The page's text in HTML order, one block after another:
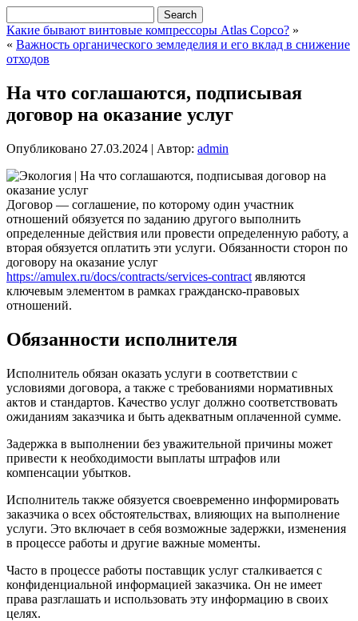
Какие бывают винтовые компрессоры Atlas Copco? »
« Важность органического земледелия и его вклад в снижение
отходов
На что соглашаются, подписывая
договор на оказание услуг
Опубликовано 27.03.2024 | Автор: admin
Договор — соглашение, по которому один участник
отношений обязуется по заданию другого выполнить
определенные действия или провести определенную работу, а
вторая обязуется оплатить эти услуги. Обязанности сторон по
договору на оказание услуг
https://amulex.ru/docs/contracts/services-contract являются
ключевым элементом в рамках гражданско-правовых
отношений.
Обязанности исполнителя
Исполнитель обязан оказать услуги в соответствии с
условиями договора, а также с требованиями нормативных
актов и стандартов. Качество услуг должно соответствовать
ожиданиям заказчика и быть адекватным оплаченной сумме.
Задержка в выполнении без уважительной причины может
привести к необходимости выплаты штрафов или
компенсации убытков.
Исполнитель также обязуется своевременно информировать
заказчика о всех обстоятельствах, влияющих на выполнение
услуги. Это включает в себя возможные задержки, изменения
в процессе работы и другие важные моменты.
Часто в процессе работы поставщик услуг сталкивается с
конфиденциальной информацией заказчика. Он не имеет
права разглашать и использовать эту информацию в своих
целях.